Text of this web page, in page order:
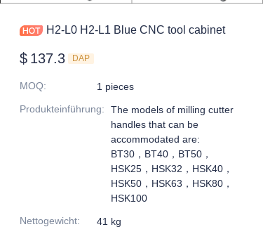
H2-L0 H2-L1 Blue CNC tool cabinet
$ 137.3 DAP
MOQ:
1 pieces
Produkteinführung:
The models of milling cutter
handles that can be
accommodated are:
BT30，BT40，BT50，
HSK25，HSK32，HSK40，
HSK50，HSK63，HSK80，
HSK100
Nettogewicht:
41 kg